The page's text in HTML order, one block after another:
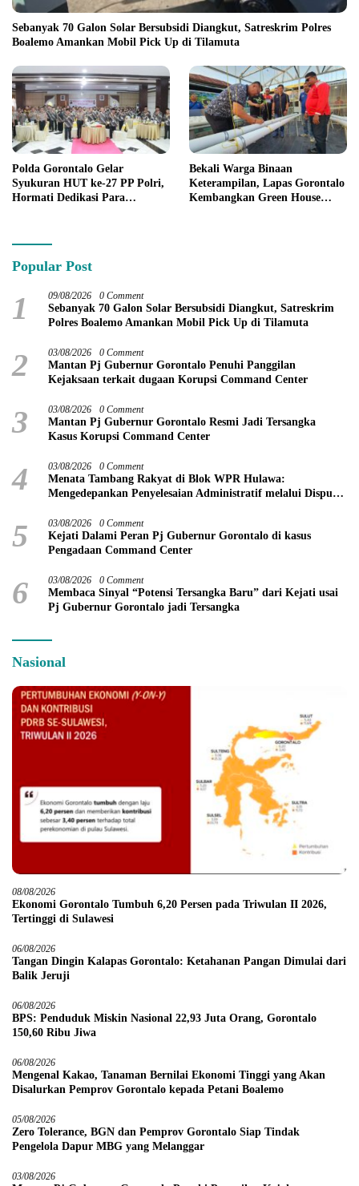
Sebanyak 70 Galon Solar Bersubsidi Diangkut, Satreskrim Polres
Boalemo Amankan Mobil Pick Up di Tilamuta
Polda Gorontalo Gelar
Syukuran HUT ke-27 PP Polri,
Hormati Dedikasi Para
Bekali Warga Binaan
Keterampilan, Lapas Gorontalo
Kembangkan Green House
Popular Post
1 09/08/2026 0 Comment
Sebanyak 70 Galon Solar Bersubsidi Diangkut, Satreskrim
Polres Boalemo Amankan Mobil Pick Up di Tilamuta
2 03/08/2026 0 Comment
Mantan Pj Gubernur Gorontalo Penuhi Panggilan
Kejaksaan terkait dugaan Korupsi Command Center
3 03/08/2026 0 Comment
Mantan Pj Gubernur Gorontalo Resmi Jadi Tersangka
Kasus Korupsi Command Center
4 03/08/2026 0 Comment
Menata Tambang Rakyat di Blok WPR Hulawa:
Mengedepankan Penyelesaian Administratif melalui Dispute
5 03/08/2026 0 Comment
Kejati Dalami Peran Pj Gubernur Gorontalo di kasus
Pengadaan Command Center
6 03/08/2026 0 Comment
Membaca Sinyal “Potensi Tersangka Baru” dari Kejati usai
Pj Gubernur Gorontalo jadi Tersangka
Nasional
08/08/2026
Ekonomi Gorontalo Tumbuh 6,20 Persen pada Triwulan II 2026,
Tertinggi di Sulawesi
06/08/2026
Tangan Dingin Kalapas Gorontalo: Ketahanan Pangan Dimulai dari
Balik Jeruji
06/08/2026
BPS: Penduduk Miskin Nasional 22,93 Juta Orang, Gorontalo
150,60 Ribu Jiwa
06/08/2026
Mengenal Kakao, Tanaman Bernilai Ekonomi Tinggi yang Akan
Disalurkan Pemprov Gorontalo kepada Petani Boalemo
05/08/2026
Zero Tolerance, BGN dan Pemprov Gorontalo Siap Tindak
Pengelola Dapur MBG yang Melanggar
03/08/2026